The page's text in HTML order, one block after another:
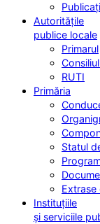
Autoritățile
publice locale
Primarul
RUTI
Primăria
Statul
Extrase
Instituțiile
și serviciile